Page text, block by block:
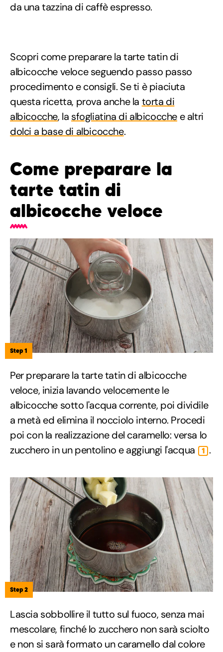
da una tazzina di caffè espresso.
Scopri come preparare la tarte tatin di
albicocche veloce seguendo passo passo
procedimento e consigli. Se ti è piaciuta
questa ricetta, prova anche la torta di
albicocche, la sfogliatina di albicocche e altri
dolci a base di albicocche.
Come preparare la
tarte tatin di
albicocche veloce
Step 1
Per preparare la tarte tatin di albicocche
veloce, inizia lavando velocemente le
albicocche sotto l'acqua corrente, poi dividile
a metà ed elimina il nocciolo interno. Procedi
poi con la realizzazione del caramello: versa lo
zucchero in un pentolino e aggiungi l'acqua
1 .
Step 2
Lascia sobbollire il tutto sul fuoco, senza mai
mescolare, finché lo zucchero non sarà sciolto
e non si sarà formato un caramello dal colore